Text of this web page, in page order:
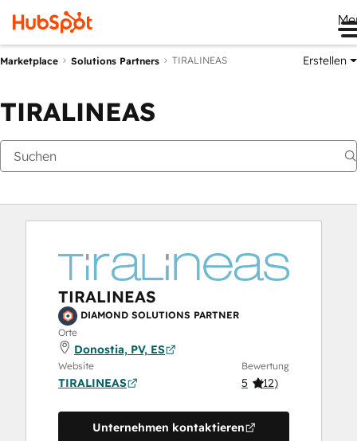
Marketplace Solutions Partners TIRALINEAS Erstellen
TIRALINEAS
TIRALINEAS
DIAMOND SOLUTIONS PARTNER
Orte
Donostia, PV, ES
Website
TIRALINEAS
Bewertung
5 (12)
Unternehmen kontaktieren